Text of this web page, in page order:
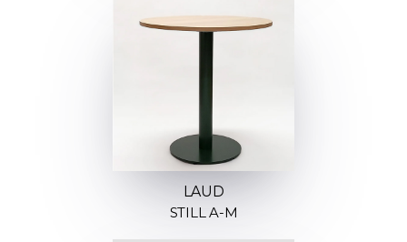
LAUD
STILL A-M